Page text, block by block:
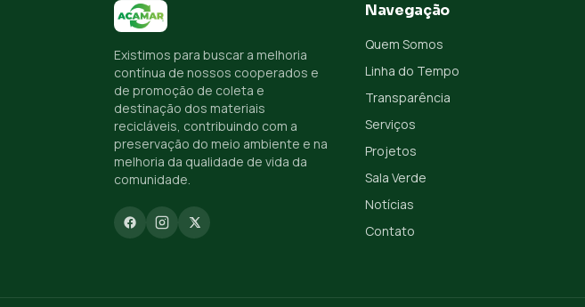
Existimos para buscar a melhoria
contínua de nossos cooperados e
de promoção de coleta e
destinação dos materiais
recicláveis, contribuindo com a
preservação do meio ambiente e na
melhoria da qualidade de vida da
comunidade.
Navegação
Quem Somos
Linha do Tempo
Transparência
Serviços
Projetos
Sala Verde
Notícias
Contato